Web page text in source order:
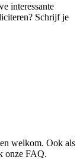
interessante
Schrijf je
welkom. Ook als
onze FAQ.